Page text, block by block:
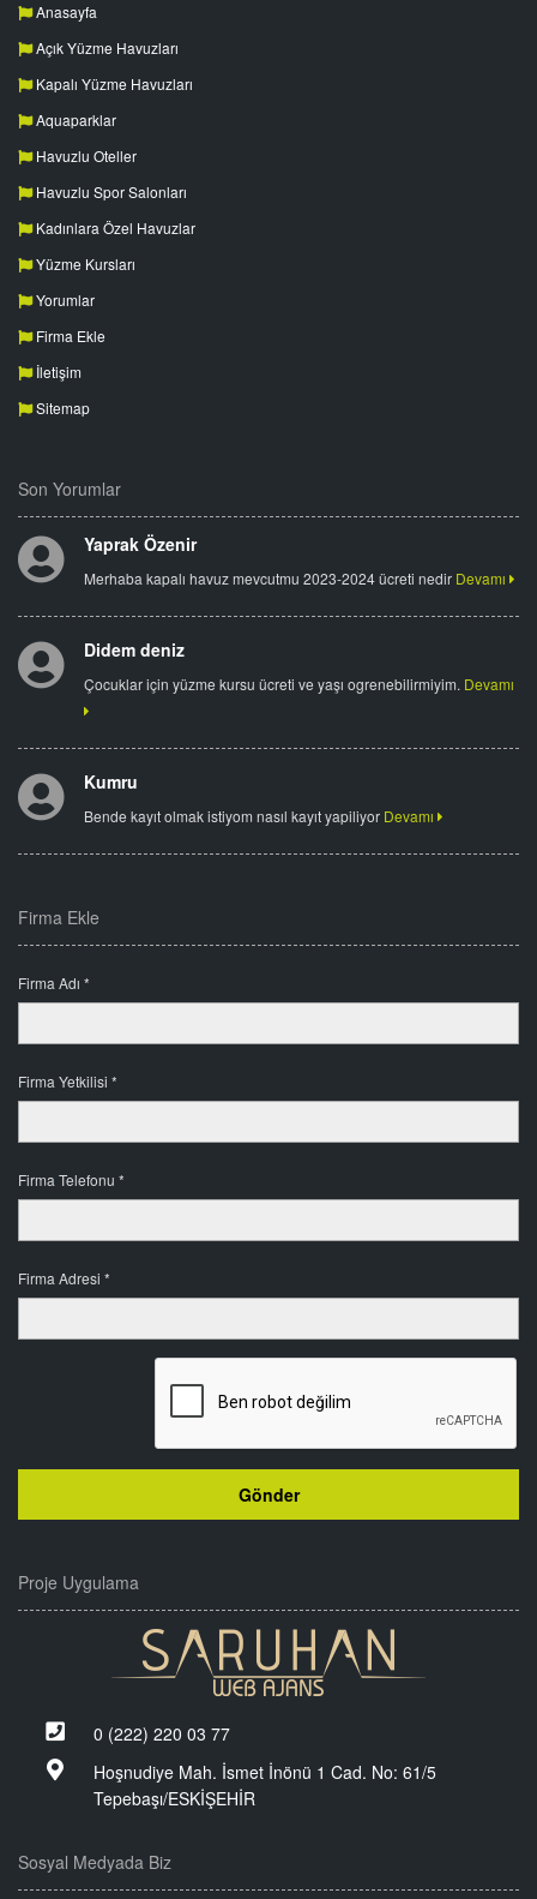
Anasayfa
Açık Yüzme Havuzları
Kapalı Yüzme Havuzları
Aquaparklar
Havuzlu Oteller
Havuzlu Spor Salonları
Kadınlara Özel Havuzlar
Yüzme Kursları
Yorumlar
Firma Ekle
İletişim
Sitemap
Son Yorumlar
Yaprak Özenir
Merhaba kapalı havuz mevcutmu 2023-2024 ücreti nedir Devamı
Didem deniz
Çocuklar için yüzme kursu ücreti ve yaşı ogrenebilirmiyim. Devamı
Kumru
Bende kayıt olmak istiyom nasıl kayıt yapiliyor Devamı
Firma Ekle
Firma Adı *
Firma Yetkilisi *
Firma Telefonu *
Firma Adresi *
Proje Uygulama
0 (222) 220 03 77
Hoşnudiye Mah. İsmet İnönü 1 Cad. No: 61/5
Tepebaşı/ESKİŞEHİR
Sosyal Medyada Biz